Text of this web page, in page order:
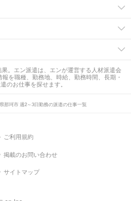
。エン派遣は、エンが運営する人材派遣会
を職種、勤務地、時給、勤務時間、長期・
のお仕事を探せます。
那珂市 週2～3日勤務の派遣の仕事一覧
ご利用規約
掲載のお問い合わせ
サイトマップ